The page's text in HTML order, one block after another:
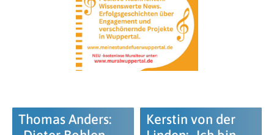
Thomas Anders:
Kerstin von der